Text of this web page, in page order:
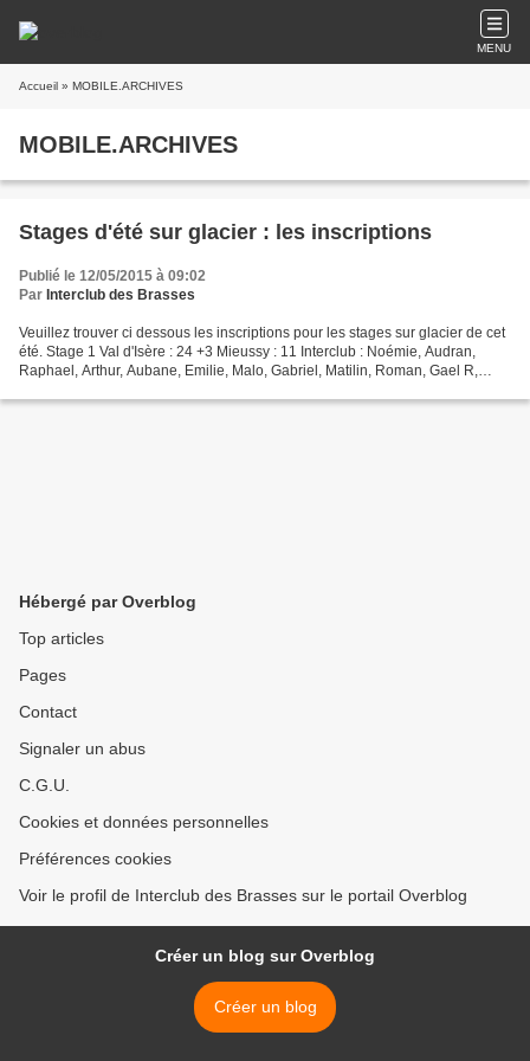
MENU
Accueil » MOBILE.ARCHIVES
MOBILE.ARCHIVES
Stages d'été sur glacier : les inscriptions
Publié le 12/05/2015 à 09:02
Par Interclub des Brasses
Veuillez trouver ci dessous les inscriptions pour les stages sur glacier de cet
été. Stage 1 Val d'Isère : 24 +3 Mieussy : 11 Interclub : Noémie, Audran,
Raphael, Arthur, Aubane, Emilie, Malo, Gabriel, Matilin, Roman, Gael R,
Hébergé par Overblog
Top articles
Pages
Contact
Signaler un abus
C.G.U.
Cookies et données personnelles
Préférences cookies
Voir le profil de Interclub des Brasses sur le portail Overblog
Créer un blog sur Overblog
Créer un blog